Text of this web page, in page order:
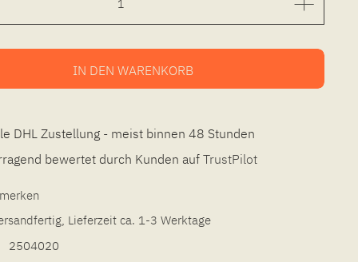
IN DEN WARENKORB
DHL Zustellung - meist binnen 48 Stunden
bewertet durch Kunden aufTrustPilot
Lieferzeit ca. 1-3 Werktage
2504020